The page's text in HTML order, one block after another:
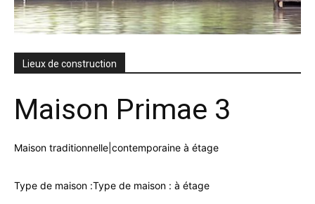
Lieux de construction
Maison Primae 3
Maison traditionnelle|contemporaine à étage
Type de maison :Type de maison : à étage